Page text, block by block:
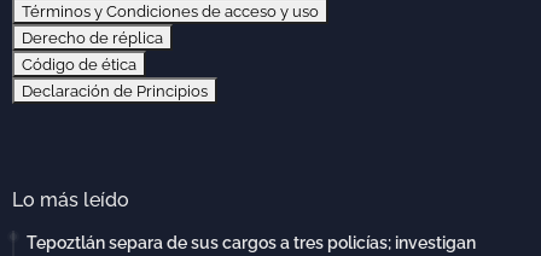
Términos y Condiciones de acceso y uso
Derecho de réplica
Código de ética
Declaración de Principios
Lo más leído
Tepoztlán separa de sus cargos a tres policías; investigan